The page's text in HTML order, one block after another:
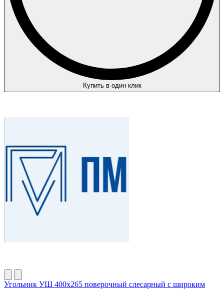
Купить в один клик
Угольник УШ 400х265 поверочный слесарный с широким